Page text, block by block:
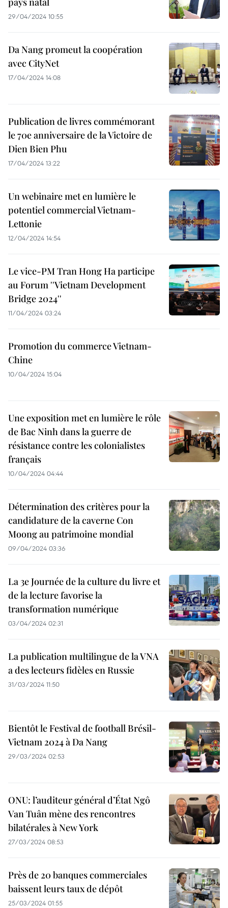
29/04/2024 10:55
Da Nang promeut la coopération
avec CityNet
17/04/2024 14:08
Publication de livres commémorant
le 70e anniversaire de la Victoire de
Dien Bien Phu
17/04/2024 13:22
Un webinaire met en lumière le
potentiel commercial Vietnam-
Lettonie
12/04/2024 14:54
Le vice-PM Tran Hong Ha participe
au Forum ''Vietnam Development
Bridge 2024''
11/04/2024 03:24
Promotion du commerce Vietnam-
Chine
10/04/2024 15:04
Une exposition met en lumière le rôle
de Bac Ninh dans la guerre de
résistance contre les colonialistes
français
10/04/2024 04:44
Détermination des critères pour la
candidature de la caverne Con
Moong au patrimoine mondial
09/04/2024 03:36
La 3e Journée de la culture du livre et
de la lecture favorise la
transformation numérique
03/04/2024 02:31
La publication multilingue de la VNA
a des lecteurs fidèles en Russie
31/03/2024 11:50
Bientôt le Festival de football Brésil-
Vietnam 2024 à Da Nang
29/03/2024 02:53
ONU: l’auditeur général d’État Ngô
Van Tuân mène des rencontres
bilatérales à New York
27/03/2024 08:53
Près de 20 banques commerciales
baissent leurs taux de dépôt
25/03/2024 01:55